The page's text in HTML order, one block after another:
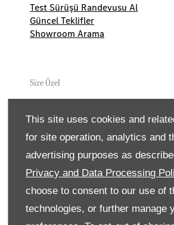
This site uses cookies and
for site operation, analytics and
advertising purposes as
Privacy and Data Processing
choose to consent to our use of
technologies, or further manage
Test Sürüşü Randevusu Al
Güncel Teklifler
Showroom Arama
Size Özel
Aksesuarlar
Yaşam Tarzın Koleksiyonları
Yol Yardımı
Servis Paketleri
Orjinal Parçalar